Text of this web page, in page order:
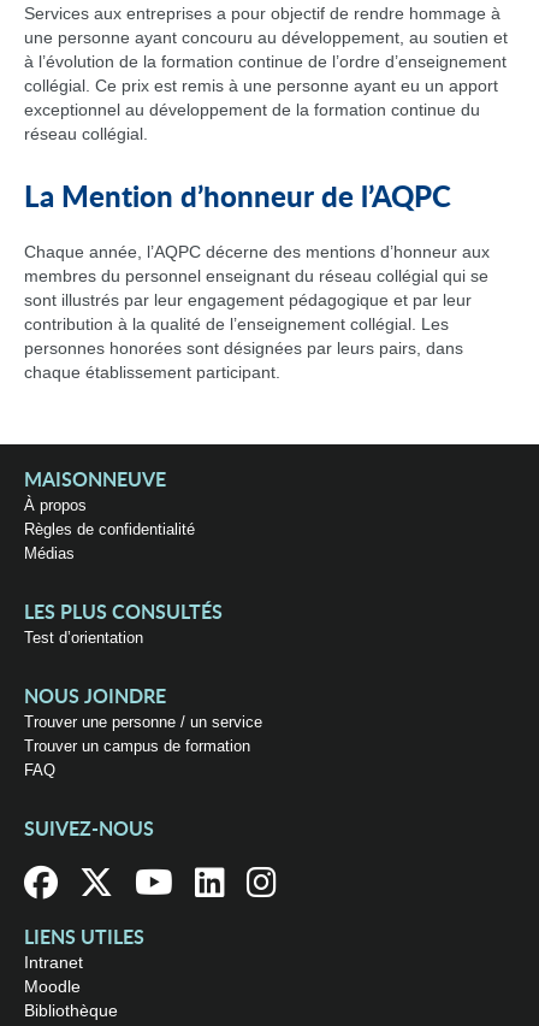
Services aux entreprises a pour objectif de rendre hommage à
une personne ayant concouru au développement, au soutien et
à l’évolution de la formation continue de l’ordre d’enseignement
collégial. Ce prix est remis à une personne ayant eu un apport
exceptionnel au développement de la formation continue du
réseau collégial.
La Mention d’honneur de l’AQPC
Chaque année, l’AQPC décerne des mentions d’honneur aux
membres du personnel enseignant du réseau collégial qui se
sont illustrés par leur engagement pédagogique et par leur
contribution à la qualité de l’enseignement collégial. Les
personnes honorées sont désignées par leurs pairs, dans
chaque établissement participant.
MAISONNEUVE
À propos
Règles de confidentialité
Médias
LES PLUS CONSULTÉS
Test d’orientation
NOUS JOINDRE
Trouver une personne / un service
Trouver un campus de formation
FAQ
SUIVEZ-NOUS
LIENS UTILES
Intranet
Moodle
Bibliothèque